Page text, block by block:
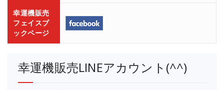
幸運機販売
フェイスブ
ックページ
幸運機販売LINEアカウント(^^)